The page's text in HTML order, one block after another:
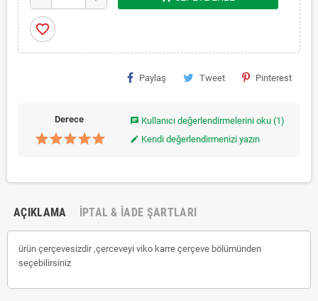
favorite_border
Paylaş Tweet Pinterest
Derece chat Kullanıcı değerlendirmelerini oku (1)
edit Kendi değerlendirmenizi yazın
AÇIKLAMA İPTAL & İADE ŞARTLARI
ürün çerçevesizdir ,çerceveyi viko karre çerçeve bölümünden
seçebilirsiniz